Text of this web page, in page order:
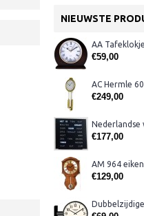
NIEUWSTE
€59,00
€249,00
€177,00
AM 964
€129,00